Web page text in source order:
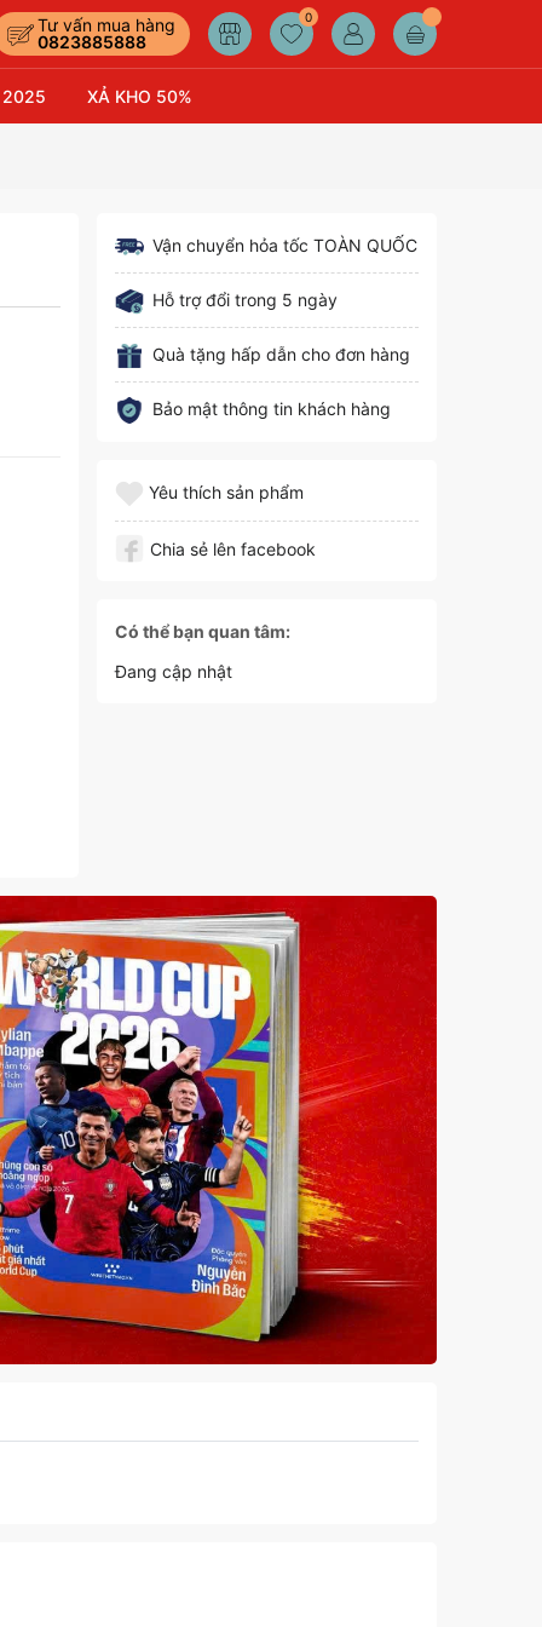
Tư vấn mua hàng
0823885888
0
2025 XẢ KHO 50%
Vận chuyển hỏa tốc TOÀN QUỐC
Hỗ trợ đổi trong 5 ngày
Quà tặng hấp dẫn cho đơn hàng
Bảo mật thông tin khách hàng
Yêu thích sản phẩm
Chia sẻ lên facebook
Có thể bạn quan tâm:
Đang cập nhật